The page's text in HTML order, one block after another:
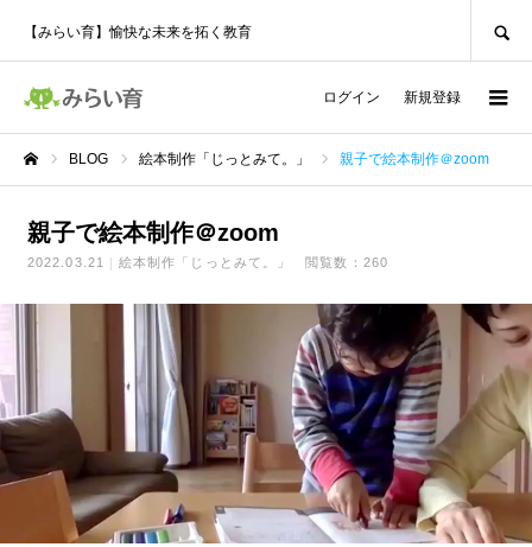
【みらい育】愉快な未来を拓く教育
ログイン 新規登録
BLOG 絵本制作「じっとみて。」 親子で絵本制作＠zoom
親子で絵本制作＠zoom
2022.03.21 絵本制作「じっとみて。」 閲覧数：260